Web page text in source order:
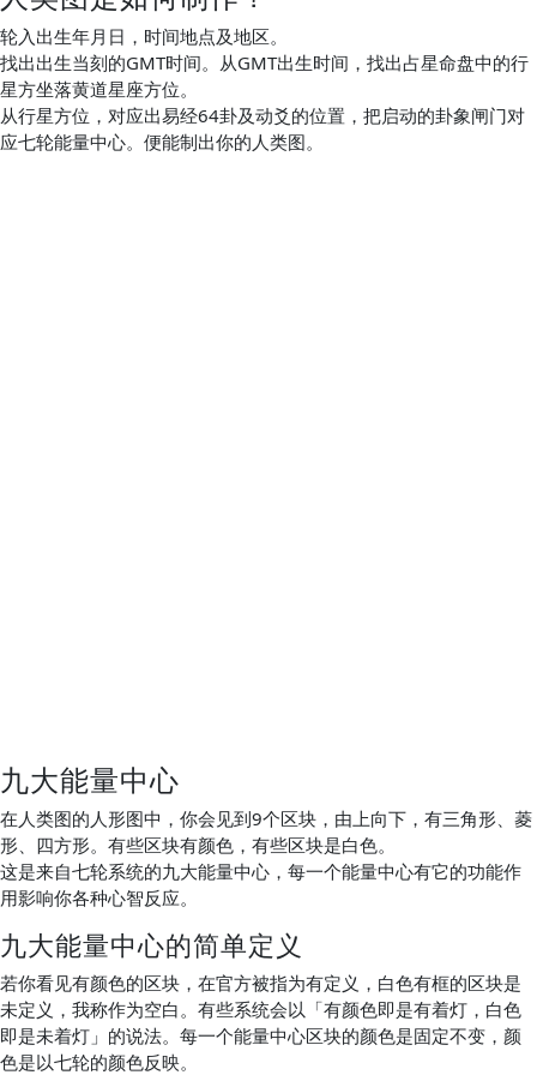
轮入出生年月日，时间地点及地区。
找出出生当刻的GMT时间。从GMT出生时间，找出占星命盘中的行
星方坐落黄道星座方位。
从行星方位，对应出易经64卦及动爻的位置，把启动的卦象闸门对
应七轮能量中心。便能制出你的人类图。
九大能量中心
在人类图的人形图中，你会见到9个区块，由上向下，有三角形、菱
形、四方形。有些区块有颜色，有些区块是白色。
这是来自七轮系统的九大能量中心，每一个能量中心有它的功能作
用影响你各种心智反应。
九大能量中心的简单定义
若你看见有颜色的区块，在官方被指为有定义，白色有框的区块是
未定义，我称作为空白。有些系统会以「有颜色即是有着灯，白色
即是未着灯」的说法。每一个能量中心区块的颜色是固定不变，颜
色是以七轮的颜色反映。